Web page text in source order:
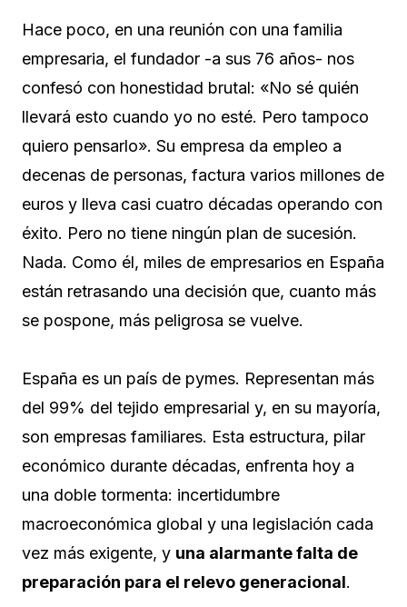
Hace poco, en una reunión con una familia
empresaria, el fundador -a sus 76 años- nos
confesó con honestidad brutal: «No sé quién
llevará esto cuando yo no esté. Pero tampoco
quiero pensarlo». Su empresa da empleo a
decenas de personas, factura varios millones de
euros y lleva casi cuatro décadas operando con
éxito. Pero no tiene ningún plan de sucesión.
Nada. Como él, miles de empresarios en España
están retrasando una decisión que, cuanto más
se pospone, más peligrosa se vuelve.
España es un país de pymes. Representan más
del 99% del tejido empresarial y, en su mayoría,
son empresas familiares. Esta estructura, pilar
económico durante décadas, enfrenta hoy a
una doble tormenta: incertidumbre
macroeconómica global y una legislación cada
vez más exigente, y una alarmante falta de
preparación para el relevo generacional.